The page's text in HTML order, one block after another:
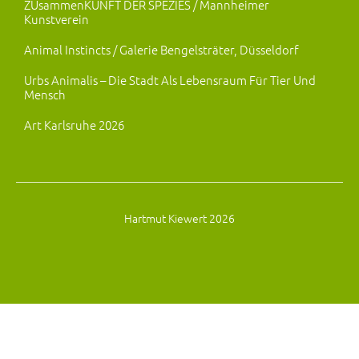
ZUsammenKUNFT DER SPEZIES / Mannheimer
Kunstverein
Animal Instincts / Galerie Bengelsträter, Düsseldorf
Urbs Animalis – Die Stadt Als Lebensraum Für Tier Und
Mensch
Art Karlsruhe 2026
Hartmut Kiewert 2026